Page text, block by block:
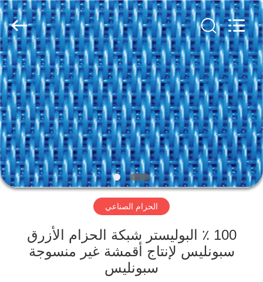
مسكن
منتجات
معلومات
عنا
جولة
المعمل
2026
HUATAO
LOVER
LTD.
All
Rights
Reserved.
الحزام الصناعي
100 ٪ البوليستر شبكة الحزام الأزرق
سبونليس لإنتاج أقمشة غير منسوجة
سبونليس